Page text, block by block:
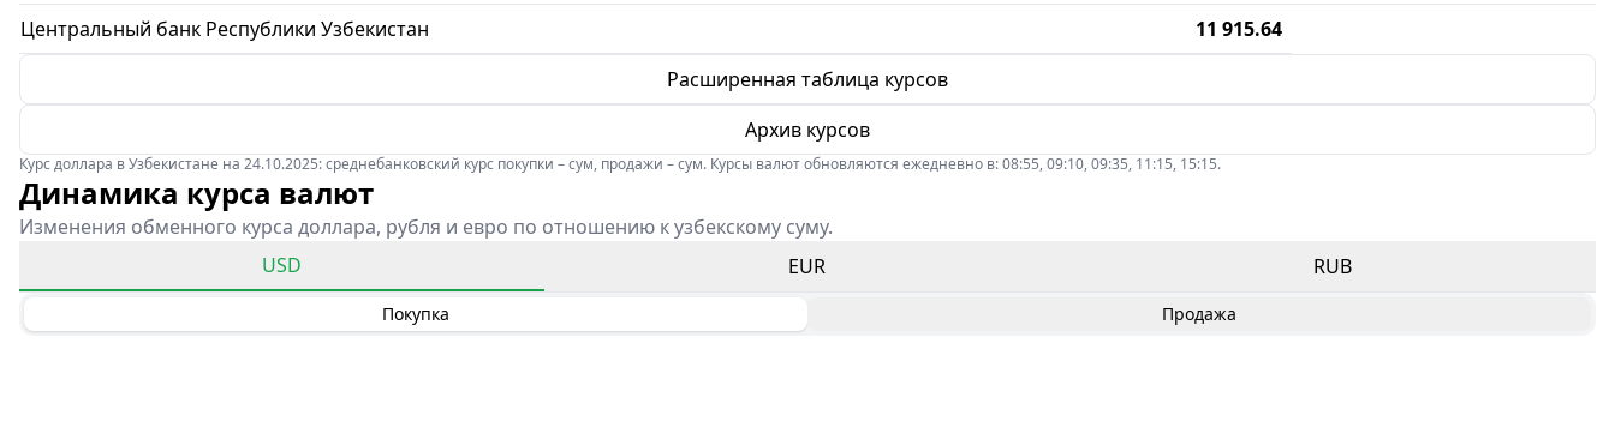
Центральный банк Республики Узбекистан
11 915.64
Расширенная таблица курсов
Архив курсов
Курс доллара в Узбекистане на 24.10.2025: среднебанковский курс покупки – сум, продажи – сум. Курсы валют обновляются ежедневно в: 08:55, 09:10, 09:35, 11:15, 15:15.
Динамика курса валют
Изменения обменного курса доллара, рубля и евро по отношению к узбекскому суму.
USD
EUR RUB
Покупка Продажа